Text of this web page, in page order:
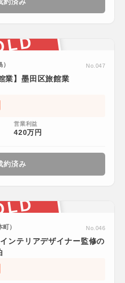
No.047
業】墨田区旅館業
営業利益
420万円
約済み
）
No.046
ンテリアデザイナー監修の